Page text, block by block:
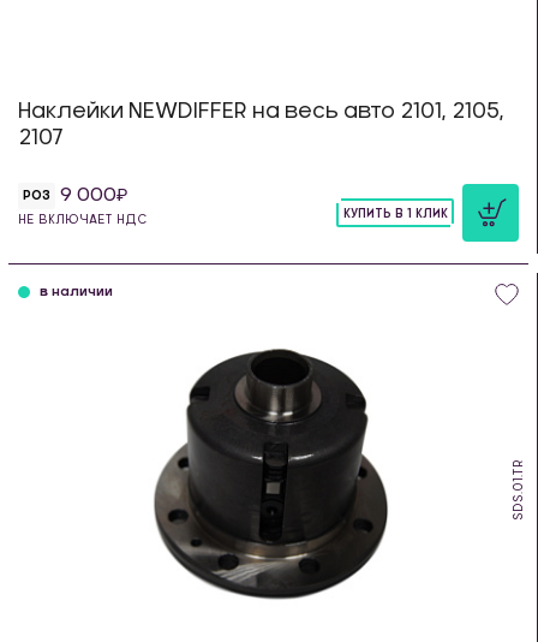
Наклейки NEWDIFFER на весь авто 2101, 2105,
2107
РОЗ 9 000
НЕ ВКЛЮЧАЕТ НДС
КУПИТЬ В 1 КЛИК
SDS.01.TR
в наличии